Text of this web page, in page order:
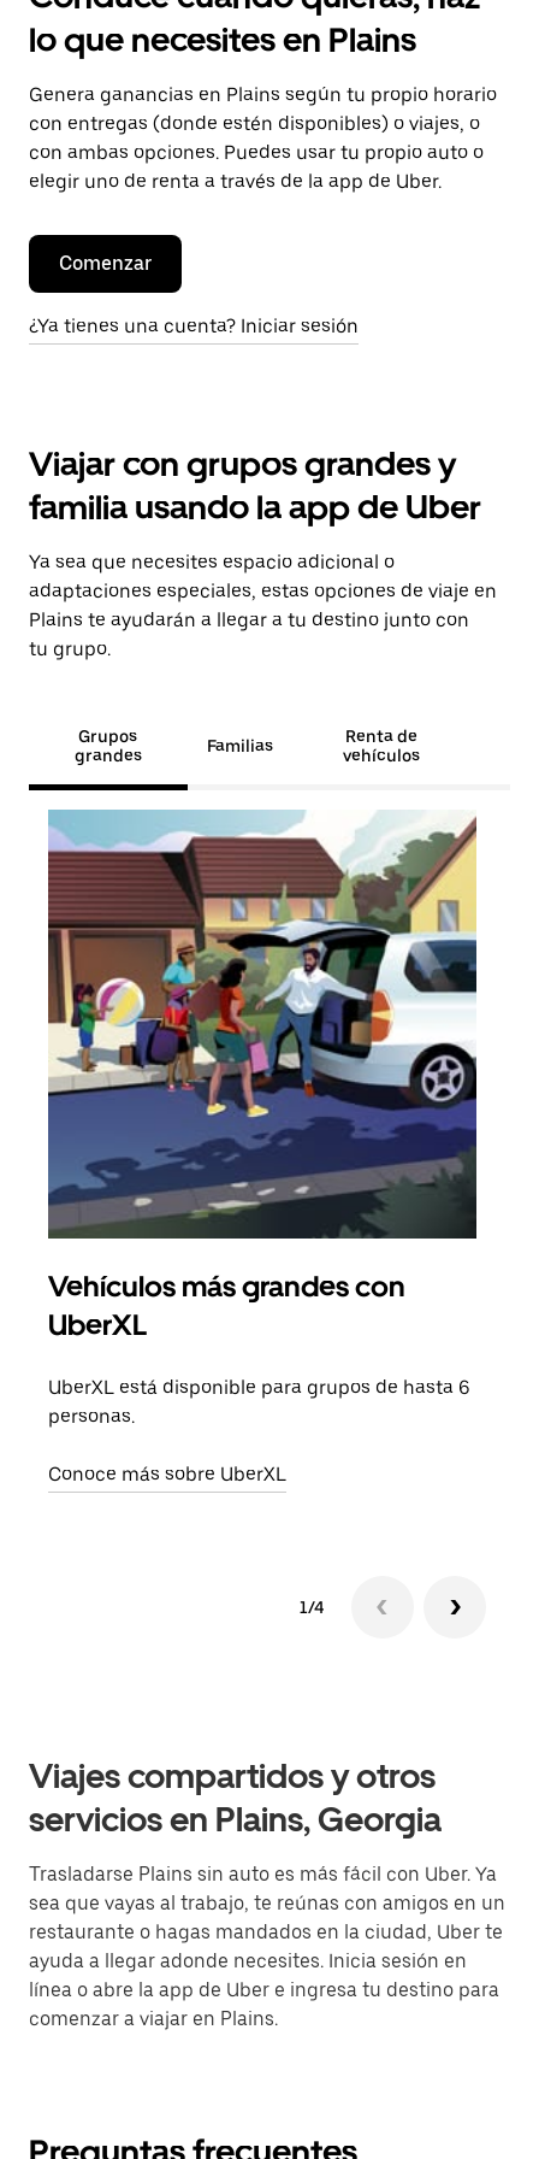
lo que necesites en Plains
Genera ganancias en Plains según tu propio horario
con entregas (donde estén disponibles) o viajes, o
con ambas opciones. Puedes usar tu propio auto o
elegir uno de renta a través de la app de Uber.
Comenzar
¿Ya tienes una cuenta? Iniciar sesión
Viajar con grupos grandes y
familia usando la app de Uber
Ya sea que necesites espacio adicional o
adaptaciones especiales, estas opciones de viaje en
Plains te ayudarán a llegar a tu destino junto con
tu grupo.
Grupos
grandes
Familias
Renta de
vehículos
Vehículos más grandes con
UberXL
UberXL está disponible para grupos de hasta 6
personas.
Conoce más sobre UberXL
1/4
Viajes compartidos y otros
servicios en Plains, Georgia
Trasladarse Plains sin auto es más fácil con Uber. Ya
sea que vayas al trabajo, te reúnas con amigos en un
restaurante o hagas mandados en la ciudad, Uber te
ayuda a llegar adonde necesites. Inicia sesión en
línea o abre la app de Uber e ingresa tu destino para
comenzar a viajar en Plains.